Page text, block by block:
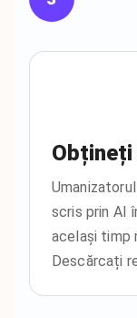
scris prin AI
același timp
Descărcați